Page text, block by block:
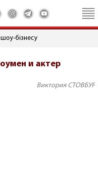
бізнесу
и актер
Виктория СТОВБУР